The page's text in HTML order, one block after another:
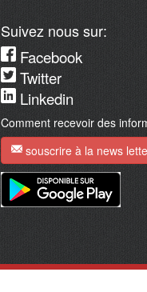
Suivez nous sur:
Facebook
Twitter
Linkedin
Comment recevoir des
souscrire à la news